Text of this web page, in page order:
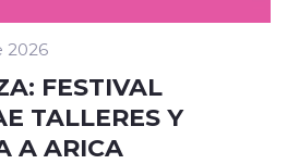
2026
FESTIVAL
TALLERES Y
A ARICA